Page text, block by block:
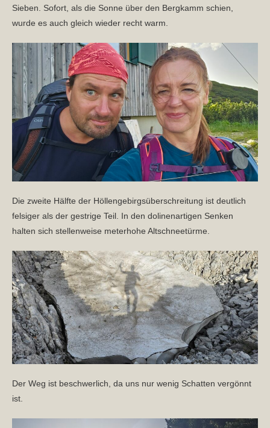
Sieben. Sofort, als die Sonne über den Bergkamm schien,
wurde es auch gleich wieder recht warm.
Die zweite Hälfte der Höllengebirgsüberschreitung ist deutlich
felsiger als der gestrige Teil. In den dolinenartigen Senken
halten sich stellenweise meterhohe Altschneetürme.
Der Weg ist beschwerlich, da uns nur wenig Schatten vergönnt
ist.